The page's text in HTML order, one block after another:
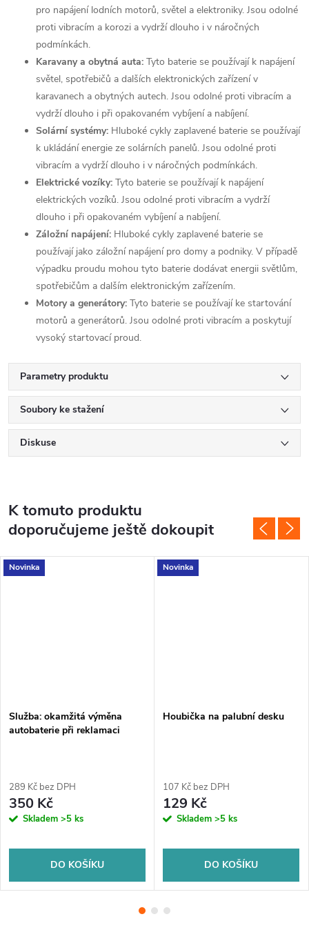
pro napájení lodních motorů, světel a elektroniky. Jsou odolné
proti vibracím a korozi a vydrží dlouho i v náročných
podmínkách.
Karavany a obytná auta: Tyto baterie se používají k napájení
světel, spotřebičů a dalších elektronických zařízení v
karavanech a obytných autech. Jsou odolné proti vibracím a
vydrží dlouho i při opakovaném vybíjení a nabíjení.
Solární systémy: Hluboké cykly zaplavené baterie se používají
k ukládání energie ze solárních panelů. Jsou odolné proti
vibracím a vydrží dlouho i v náročných podmínkách.
Elektrické vozíky: Tyto baterie se používají k napájení
elektrických vozíků. Jsou odolné proti vibracím a vydrží
dlouho i při opakovaném vybíjení a nabíjení.
Záložní napájení: Hluboké cykly zaplavené baterie se
používají jako záložní napájení pro domy a podniky. V případě
výpadku proudu mohou tyto baterie dodávat energii světlům,
spotřebičům a dalším elektronickým zařízením.
Motory a generátory: Tyto baterie se používají ke startování
motorů a generátorů. Jsou odolné proti vibracím a poskytují
vysoký startovací proud.
Parametry produktu
Soubory ke stažení
Diskuse
K tomuto produktu
doporučujeme ještě dokoupit
Novinka
Služba: okamžitá výměna
autobaterie při reklamaci
289 Kč bez DPH
350 Kč
Skladem >5 ks
DO KOŠÍKU
Novinka
Houbička na palubní desku
107 Kč bez DPH
129 Kč
Skladem >5 ks
DO KOŠÍKU